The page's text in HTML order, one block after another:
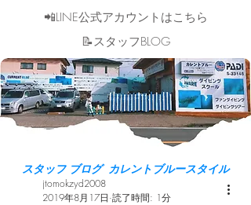
📲LINE公式アカウントはこちら
​📝スタッフBLOG
スタッフ ブログ カレントブルースタイル
jtomokzyd2008
2019年8月17日 読了時間: 1分